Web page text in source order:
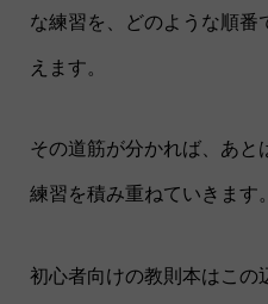
な練習を、どのような順番
えます。
その道筋が分かれば、あと
練習を積み重ねていきます。
初心者向けの教則本はこの